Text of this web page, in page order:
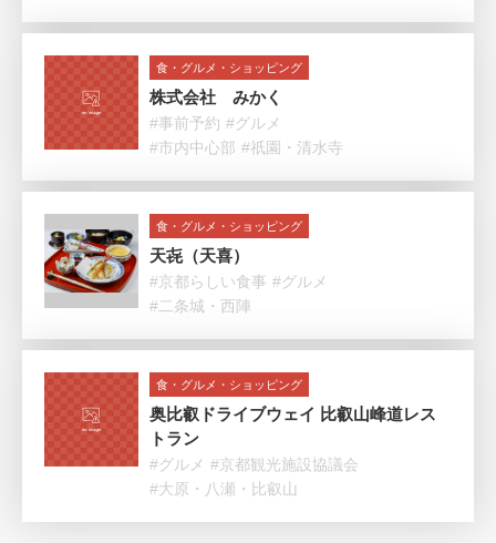
食・グルメ・ショッピング
株式会社 みかく
#事前予約 #グルメ
#市内中心部 #祇園・清水寺
食・グルメ・ショッピング
天㐂（天喜）
#京都らしい食事 #グルメ
#二条城・西陣
食・グルメ・ショッピング
奥比叡ドライブウェイ 比叡山峰道レス
トラン
#グルメ #京都観光施設協議会
#大原・八瀬・比叡山